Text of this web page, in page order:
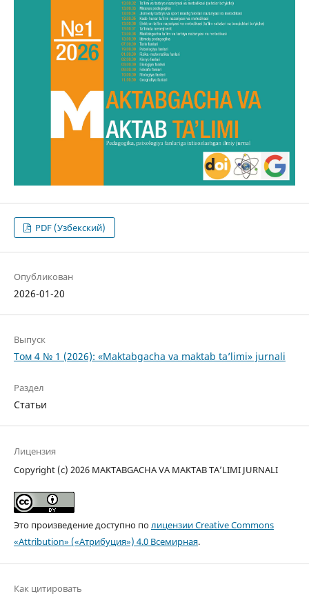
PDF (Узбекский)
Опубликован
2026-01-20
Выпуск
Том 4 № 1 (2026): «Maktabgacha va maktab ta’limi» jurnali
Раздел
Статьи
Лицензия
Copyright (c) 2026 MAKTABGACHA VA MAKTAB TA’LIMI JURNALI
Это произведение доступно по лицензии Creative Commons
«Attribution» («Атрибуция») 4.0 Всемирная.
Как цитировать